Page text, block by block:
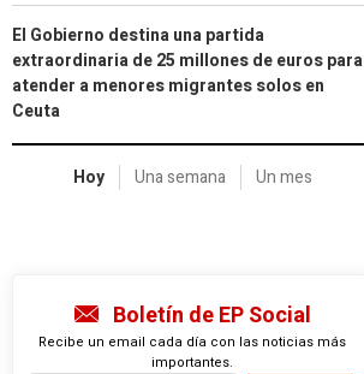
El Gobierno destina una partida
extraordinaria de 25 millones de euros para
atender a menores migrantes solos en
Ceuta
Hoy Una semana Un mes
Boletín de EP Social
Recibe un email cada día con las noticias más
importantes.